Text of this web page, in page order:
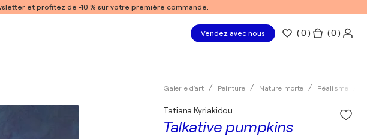
et profitez de -10 % sur votre première commande.
Vendez avec nous (0 ) ( 0 )
Galerie d'art Peinture Nature morte Réalisme
Talkative pumpkins
Tatiana Kyriakidou